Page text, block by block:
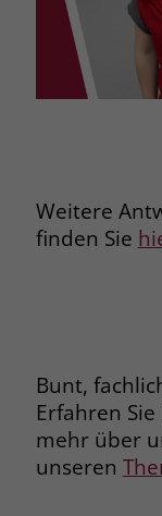
Weitere
finden Sie
Bunt,
Erfahren
mehr über
unseren